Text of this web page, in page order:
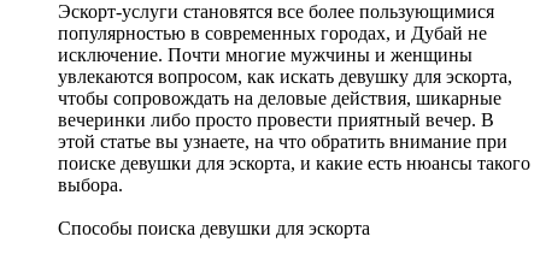
Эскорт-услуги становятся все более пользующимися
популярностью в современных городах, и Дубай не
исключение. Почти многие мужчины и женщины
увлекаются вопросом, как искать девушку для эскорта,
чтобы сопровождать на деловые действия, шикарные
вечеринки либо просто провести приятный вечер. В
этой статье вы узнаете, на что обратить внимание при
поиске девушки для эскорта, и какие есть нюансы такого
выбора.
Способы поиска девушки для эскорта